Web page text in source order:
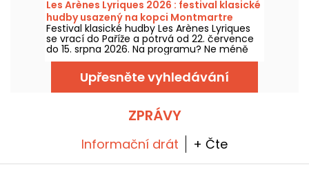
Les Arènes Lyriques 2026 : festival klasické
hudby usazený na kopci Montmartre
Festival klasické hudby Les Arènes Lyriques
se vrací do Paříže a potrvá od 22. července
do 15. srpna 2026. Na programu? Ne méně
než 16 koncertů v Arénách Montmartru,
idylickí prostředí pro poslech největších
Upřesněte vyhledávání
ZPRÁVY
Informační drát + Čte